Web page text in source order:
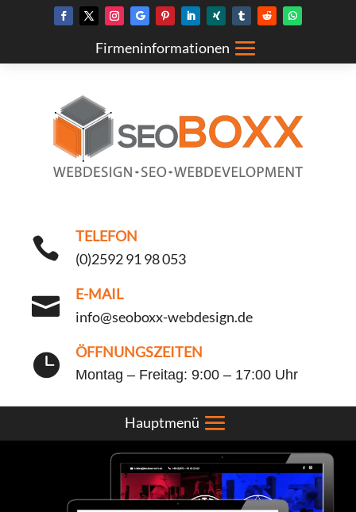

TELEFON
(0)2592 91 98 053

E-MAIL
info@seoboxx-webdesign.de
 ÖFFNUNGSZEITEN
Montag – Freitag: 9:00 – 17:00 Uhr